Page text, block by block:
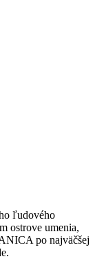
ľudového
ostrove umenia,
po najväčšej